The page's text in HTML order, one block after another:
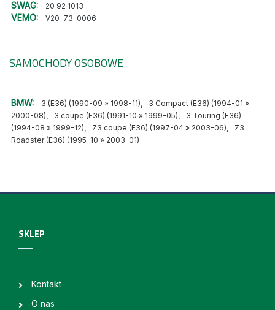
SWAG: 20 92 1013
VEMO: V20-73-0006
SAMOCHODY OSOBOWE
BMW: 3 (E36) (1990-09 » 1998-11),
3 Compact (E36) (1994-01 »
2000-08), 3 coupe (E36) (1991-10 » 1999-05),
3 Touring (E36)
(1994-08 » 1999-12), Z3 coupe (E36) (1997-04 » 2003-06),
Z3
Roadster (E36) (1995-10 » 2003-01)
SKLEP
Kontakt
O nas